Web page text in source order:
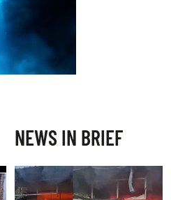
NEWS IN BRIEF